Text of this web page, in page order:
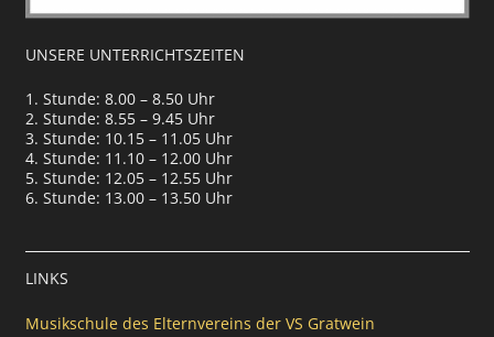
UNSERE UNTERRICHTSZEITEN
1. Stunde: 8.00 – 8.50 Uhr
2. Stunde: 8.55 – 9.45 Uhr
3. Stunde: 10.15 – 11.05 Uhr
4. Stunde: 11.10 – 12.00 Uhr
5. Stunde: 12.05 – 12.55 Uhr
6. Stunde: 13.00 – 13.50 Uhr
LINKS
Musikschule des Elternvereins der VS Gratwein